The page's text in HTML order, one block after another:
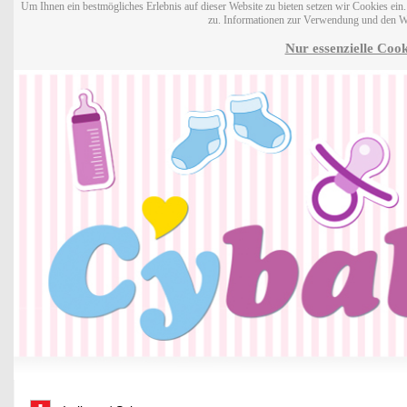
Um Ihnen ein bestmögliches Erlebnis auf dieser Website zu bieten setzen wir Cookies
zu. Informationen zur Verwendung und den
Nur essenzielle